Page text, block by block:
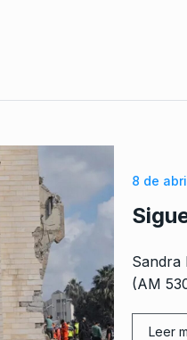
8 de
Sandra
(AM
Leer